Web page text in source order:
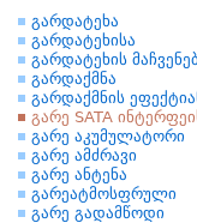
გარდატეხა
გარდატეხისა
გარდატეხის
გარდაქმნა
გარდაქმნის
გარე SATA
გარე აკუმულატორი
გარე ამძრავი
გარე ანტენა
გარეატმოსფრული
გარე გადამწოდი